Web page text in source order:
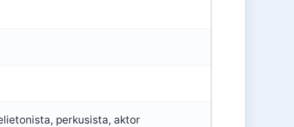
perkusista, aktor